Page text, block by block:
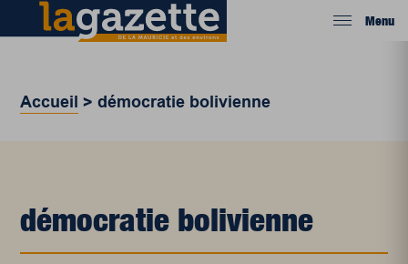
Menu
Accueil >démocratie bolivienne
démocratie bolivienne